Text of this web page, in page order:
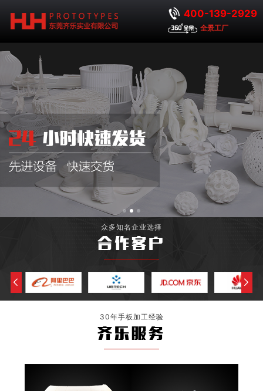
400-139-2929
全景工厂
众多知名企业选择
合作客户
30年手板加工经验
齐乐服务